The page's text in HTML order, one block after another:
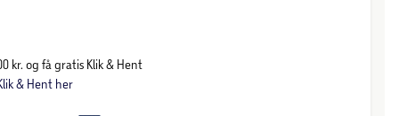
kr. og få gratis Klik & Hent
& Hent her